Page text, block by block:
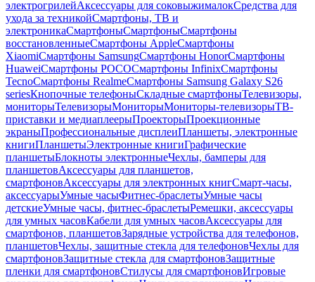
электрогрилейАксессуары для соковыжималокСредства для
ухода за техникойСмартфоны, ТВ и
электроникаСмартфоныСмартфоныСмартфоны
восстановленныеСмартфоны AppleСмартфоны
XiaomiСмартфоны SamsungСмартфоны HonorСмартфоны
HuaweiСмартфоны POCOСмартфоны InfinixСмартфоны
TecnoСмартфоны RealmeСмартфоны Samsung Galaxy S26
seriesКнопочные телефоныСкладные смартфоныТелевизоры,
мониторыТелевизорыМониторыМониторы-телевизорыТВ-
приставки и медиаплеерыПроекторыПроекционные
экраныПрофессиональные дисплеиПланшеты, электронные
книгиПланшетыЭлектронные книгиГрафические
планшетыБлокноты электронныеЧехлы, бамперы для
планшетовАксессуары для планшетов,
смартфоновАксессуары для электронных книгСмарт-часы,
аксессуарыУмные часыФитнес-браслетыУмные часы
детскиеУмные часы, фитнес-браслетыРемешки, аксессуары
для умных часовКабели для умных часовАксессуары для
смартфонов, планшетовЗарядные устройства для телефонов,
планшетовЧехлы, защитные стекла для телефоновЧехлы для
смартфоновЗащитные стекла для смартфоновЗащитные
пленки для смартфоновСтилусы для смартфоновИгровые